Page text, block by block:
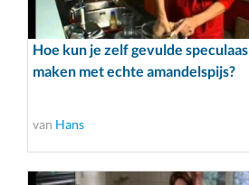
Hoe kun je zelf gevulde speculaas
maken met echte amandelspijs?
van Hans